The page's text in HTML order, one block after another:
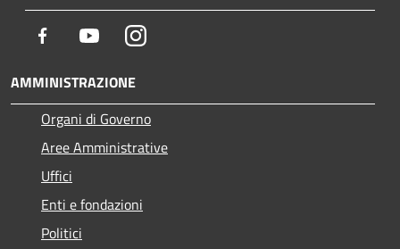
Facebook YoutubeInstagram
AMMINISTRAZIONE
Organi di Governo
Aree Amministrative
Uffici
Enti e fondazioni
Politici